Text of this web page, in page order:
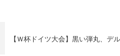
【Ｗ杯ドイツ大会】黒い弾丸、デ